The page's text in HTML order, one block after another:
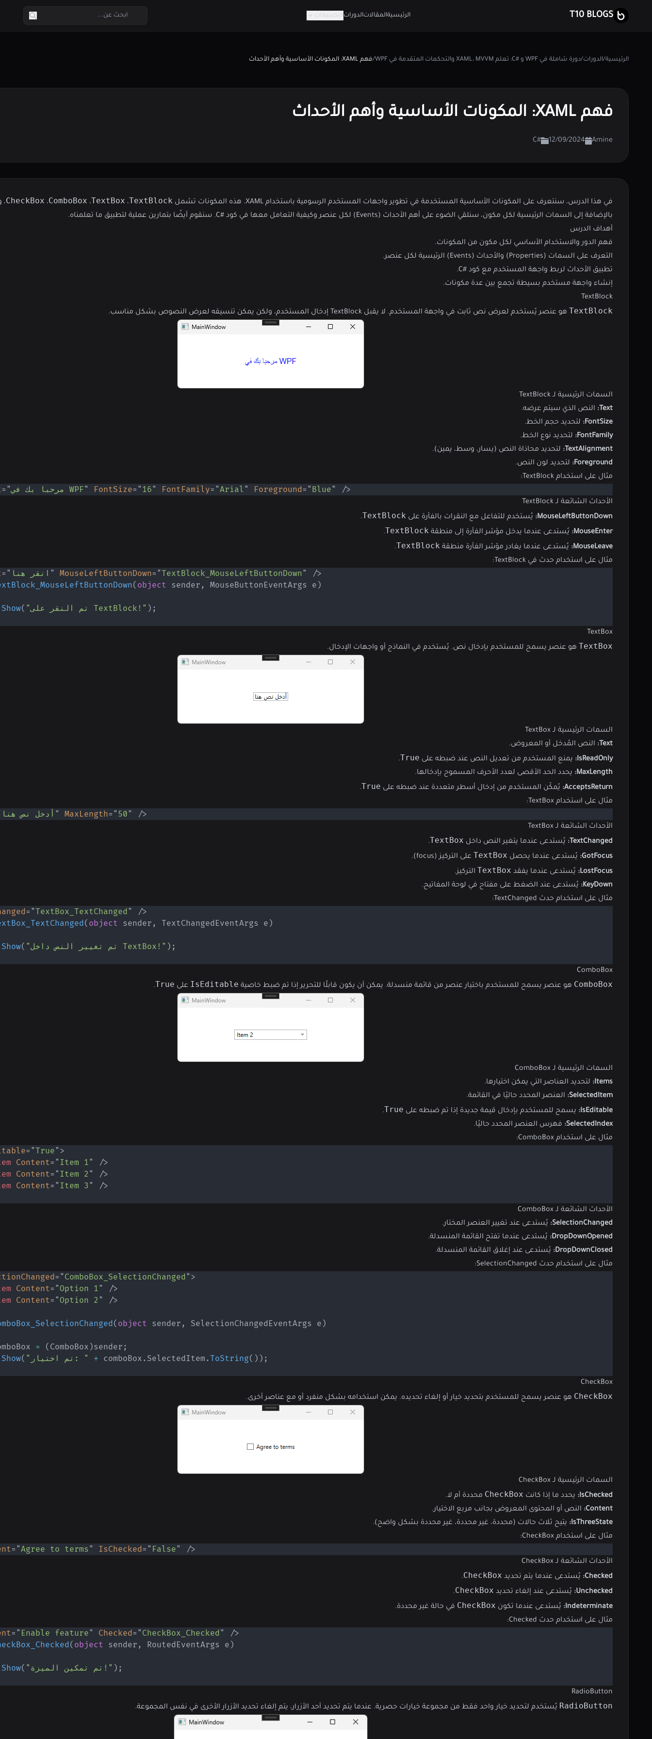
T10 BLOGS الرئيسيةالمقالاتالدورات التصنيفات
الرئيسية/الدورات/دورة شاملة في WPF و #C: تعلم XAML، MVVM والتحكمات المتقدمة في WPF /فهم XAML: المكونات الأساسية وأهم الأحداث
فهم XAML: المكونات الأساسية وأهم الأحداث
Amine
12/09/2024
#C
في هذا الدرس، سنتعرف على المكونات الأساسية المستخدمة في تطوير واجهات المستخدم الرسومية باستخدام XAML. هذه المكونات تشمل TextBlock، TextBox، ComboBox، CheckBox،
بالإضافة إلى السمات الرئيسية لكل مكون، سنلقي الضوء على أهم الأحداث (Events) لكل عنصر وكيفية التعامل معها في كود #C. سنقوم أيضًا بتمارين عملية لتطبيق ما تعلمناه.
أهداف الدرس
فهم الدور والاستخدام الأساسي لكل مكون من المكونات.
التعرف على السمات (Properties) والأحداث (Events) الرئيسية لكل عنصر.
تطبيق الأحداث لربط واجهة المستخدم مع كود #C.
إنشاء واجهة مستخدم بسيطة تجمع بين عدة مكونات.
TextBlock
TextBlock هو عنصر يُستخدم لعرض نص ثابت في واجهة المستخدم. لا يقبل TextBlock إدخال المستخدم، ولكن يمكن تنسيقه لعرض النصوص بشكل مناسب.
السمات الرئيسية لـ TextBlock
Text:
النص الذي سيتم عرضه.
FontSize:
لتحديد حجم الخط.
FontFamily:
لتحديد نوع الخط.
TextAlignment:
لتحديد محاذاة النص (يسار، وسط، يمين).
Foreground:
لتحديد لون النص.
مثال على استخدام TextBlock:
= " مرحبا بك في WPF" FontSize= " 16" FontFamily= "Arial " Foreground= " Blue" />
الأحداث الشائعة لـ TextBlock
MouseLeftButtonDown:
يُستخدم للتفاعل مع النقرات بالفأرة على TextBlock
.
MouseEnter:
يُستدعى عندما يدخل مؤشر الفأرة إلى منطقة TextBlock
.
MouseLeave:
يُستدعى عندما يغادر مؤشر الفأرة منطقة TextBlock
.
مثال على استخدام حدث في TextBlock:
= " انقر هنا " MouseLeftButtonDown= "TextBlock_MouseLeftButtonDown"
/>
( object sender , MouseButtonEventArgs e )
Show( "تم النقر على TextBlock!" ) ;
TextBox
TextBox هو عنصر يسمح للمستخدم بإدخال نص. يُستخدم في النماذج أو واجهات الإدخال.
السمات الرئيسية لـ TextBox
Text:
النص المُدخل أو المعروض.
IsReadOnly:
يمنع المستخدم من تعديل النص عند ضبطه على True
.
MaxLength:
يحدد الحد الأقصى لعدد الأحرف المسموح بإدخالها.
AcceptsReturn: يُمكّن المستخدم من إدخال أسطر متعددة عند ضبطه على True
.
مثال على استخدام TextBox:
أدخل نص هنا " MaxLength= " 50" />
الأحداث الشائعة لـ TextBox
TextChanged:
يُستدعى عندما يتغير النص داخل TextBox
.
GotFocus: يُستدعى عندما يحصل TextBox على التركيز (focus).
LostFocus:
يُستدعى عندما يفقد TextBox التركيز.
KeyDown:
يُستدعى عند الضغط على مفتاح في لوحة المفاتيح.
مثال على استخدام حدث TextChanged:
= "TextBox_TextChanged"
/>
( object sender , TextChangedEventArgs e )
Show( "تم تغيير النص داخل TextBox!" ) ;
ComboBox
ComboBox هو عنصر يسمح للمستخدم باختيار عنصر من قائمة منسدلة. يمكن أن يكون قابلًا للتحرير إذا تم ضبط خاصية IsEditable على True
.
السمات الرئيسية لـ ComboBox
Items:
لتحديد العناصر التي يمكن اختيارها.
SelectedItem:
العنصر المحدد حاليًا في القائمة.
IsEditable:
يسمح للمستخدم بإدخال قيمة جديدة إذا تم ضبطه على True
.
SelectedIndex:
فهرس العنصر المحدد حاليًا.
مثال على استخدام ComboBox:
= "True" >
Content= " Item 1"
/>
Content= " Item 2 "
/>
Content= " Item 3" />
الأحداث الشائعة لـ ComboBox
SelectionChanged:
يُستدعى عند تغيير العنصر المختار.
DropDownOpened:
يُستدعى عندما تفتح القائمة المنسدلة.
DropDownClosed:
يُستدعى عند إغلاق القائمة المنسدلة.
مثال على استخدام حدث SelectionChanged:
= " ComboBox_SelectionChanged" >
Content= "Option 1"
/>
Content= "Option 2 " />
( object sender , SelectionChangedEventArgs e )
= ( ComboBox )sender ;
Show( "تم اختيار: " + comboBox . SelectedItem .ToString( ) ) ;
CheckBox
CheckBox هو عنصر يسمح للمستخدم بتحديد خيار أو إلغاء تحديده. يمكن استخدامه بشكل منفرد أو مع عناصر أخرى.
السمات الرئيسية لـ CheckBox
IsChecked:
يحدد ما إذا كانت CheckBox محددة أم لا.
Content: النص أو المحتوى المعروض بجانب مربع الاختيار.
IsThreeState:
يتيح ثلاث حالات (محددة، غير محددة، غير محددة بشكل واضح).
مثال على استخدام CheckBox:
= "Agree to terms" IsChecked= " False" />
الأحداث الشائعة لـ CheckBox
Checked: يُستدعى عندما يتم تحديد CheckBox
.
Unchecked:
يُستدعى عند إلغاء تحديد CheckBox
.
Indeterminate:
يُستدعى عندما تكون CheckBox في حالة غير محددة.
مثال على استخدام حدث Checked:
= " Enable feature" Checked= " CheckBox_Checked"
/>
( object sender , RoutedEventArgs e )
Show( "تم تمكين الميزة!" ) ;
RadioButton
RadioButton يُستخدم لتحديد خيار واحد فقط من مجموعة خيارات حصرية. عندما يتم تحديد أحد الأزرار، يتم إلغاء تحديد الأزرار الأخرى في نفس المجموعة.